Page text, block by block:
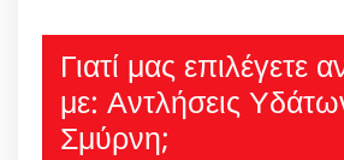
Γιατί μας επιλέγετε
με: Αντλήσεις
Σμύρνη;